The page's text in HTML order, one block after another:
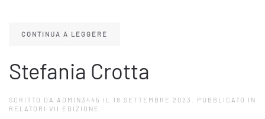
CONTINUA A LEGGERE
Stefania Crotta
SCRITTO DA ADMIN3445 IL 18 SETTEMBRE 2023
. PUBBLICATO IN
RELATORI VII EDIZIONE